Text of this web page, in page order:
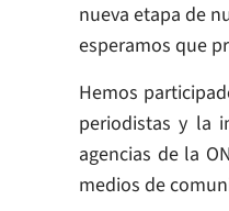
nueva etapa de
esperamos que
Hemos
periodistas y la
agencias de la
medios de